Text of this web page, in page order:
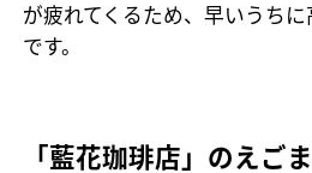
が疲れてくるため、早いうち
です。
「藍花珈琲店」のえご